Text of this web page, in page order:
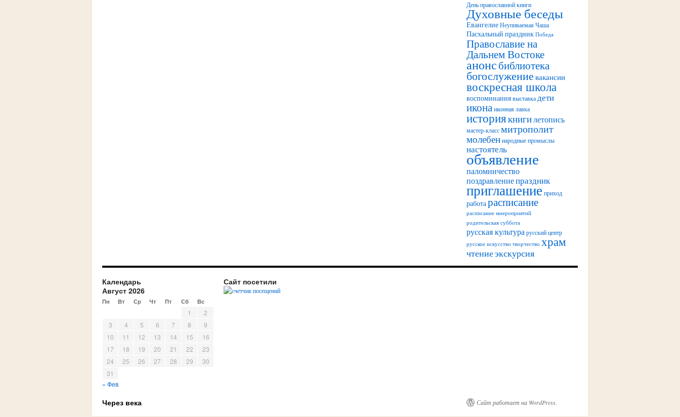
День православной книги
Духовные беседы
ЕвангелиеНеупиваемая Чаша
Пасхальный праздник Победа
Православие на
Дальнем Востоке
анонсбиблиотека
богослужение вакансии
воскресная школа
воспоминаниявыставкадети
иконаиконная лавка
историякнигилетопись
мастер-классмитрополит
молебеннародные промыслы
настоятель
объявление
паломничество
поздравлениепраздник
приглашение приход
работарасписание
расписание миероприятий
родительская суббота
русская культура русский центр
русское искусство творчество храм
чтениеэкскурсия
Календарь
Август 2026
Пн Вт Ср Чт Пт Сб Вс
1
2
3
4 5 6 7 8
9
10
11 12 13 14 15
16
17
18 19 20 21 22
23
24
25 26 27 28 29
30
31
« Фев
Сайт посетили
Через века Сайт работает на WordPress.